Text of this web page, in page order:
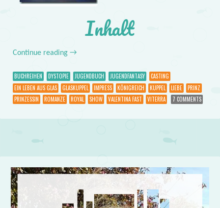
Inhalt
Continue reading →
BUCHREIHEN DYSTOPIE JUGENDBUCH JUGENDFANTASY
CASTING
EIN LEBEN AUS GLAS
GLASKUPPEL IMPRESS KÖNIGREICH KUPPEL LIEBE
PRINZ
PRINZESSIN
ROMANZE ROYAL SHOW VALENTINA FAST VITERRA 7 COMMENTS
Post navigation